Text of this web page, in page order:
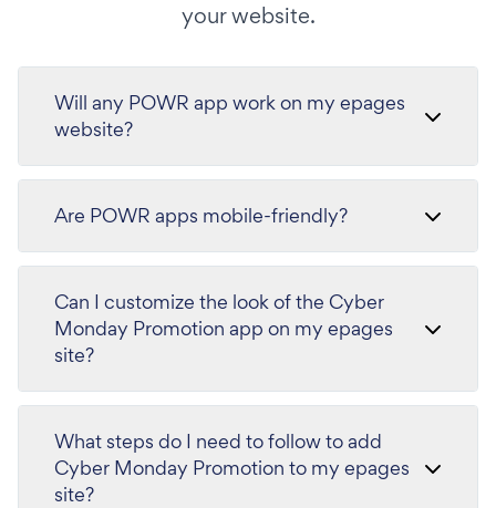
your website.
Will any POWR app work on my epages
website?
Are POWR apps mobile-friendly?
Can I customize the look of the Cyber
Monday Promotion app on my epages
site?
What steps do I need to follow to add
Cyber Monday Promotion to my epages
site?